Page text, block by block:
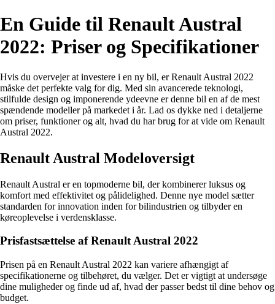
En Guide til Renault Austral
2022: Priser og Specifikationer
Hvis du overvejer at investere i en ny bil, er Renault Austral 2022
måske det perfekte valg for dig. Med sin avancerede teknologi,
stilfulde design og imponerende ydeevne er denne bil en af de mest
spændende modeller på markedet i år. Lad os dykke ned i detaljerne
om priser, funktioner og alt, hvad du har brug for at vide om Renault
Austral 2022.
Renault Austral Modeloversigt
Renault Austral er en topmoderne bil, der kombinerer luksus og
komfort med effektivitet og pålidelighed. Denne nye model sætter
standarden for innovation inden for bilindustrien og tilbyder en
køreoplevelse i verdensklasse.
Prisfastsættelse af Renault Austral 2022
Prisen på en Renault Austral 2022 kan variere afhængigt af
specifikationerne og tilbehøret, du vælger. Det er vigtigt at undersøge
dine muligheder og finde ud af, hvad der passer bedst til dine behov og
budget.